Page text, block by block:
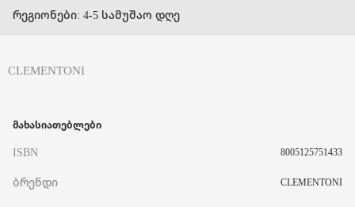
რეგიონები: 4-5 სამუშაო დღე
CLEMENTONI
მახასიათებლები
ISBN 8005125751433
ბრენდი CLEMENTONI